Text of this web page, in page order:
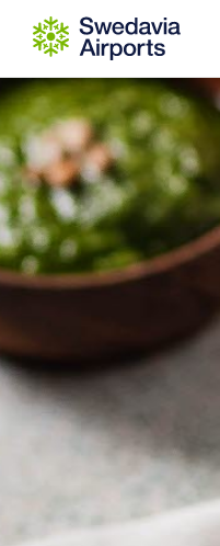
Go to content